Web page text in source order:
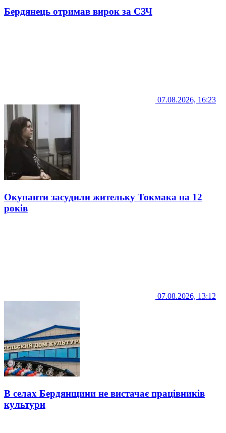
Бердянець отримав вирок за СЗЧ
07.08.2026, 16:23
Окупанти засудили жительку Токмака на 12
років
07.08.2026, 13:12
В селах Бердянщини не вистачає працівників
культури